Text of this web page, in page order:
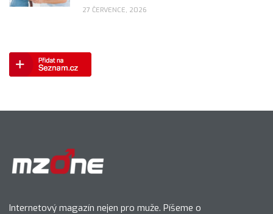
27 ČERVENCE, 2026
Internetový magazín nejen pro muže. Píšeme o